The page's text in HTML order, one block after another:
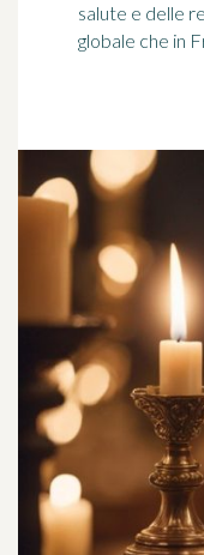
salute e delle
globale che in